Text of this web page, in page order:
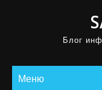
Блог
Меню